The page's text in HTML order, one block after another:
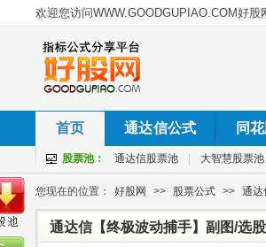
首页 通达信公式 同
股票池： 通达信股票池 大智慧股票池
您现在的位置： 好股网 >> 股票公式 >> 通达
通达信【终极波动捕手】副图/选